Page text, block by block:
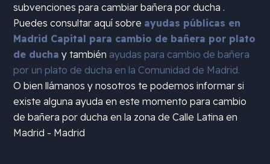
subvenciones para cambiar bañera por ducha .
Puedes consultar aquí sobre ayudas públicas en
Madrid Capital para cambio de bañera por plato
de ducha y también ayudas para cambio de bañera
por un plato de ducha en la Comunidad de Madrid.
O bien llámanos y nosotros te podemos informar si
existe alguna ayuda en este momento para cambio
de bañera por ducha en la zona deCalle Latina en
Madrid - Madrid